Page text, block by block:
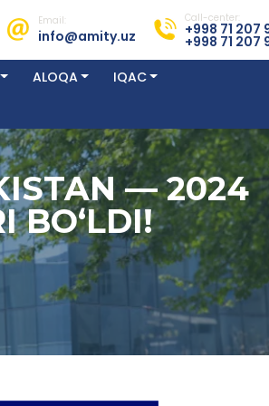
Email:
info@amity.uz
Call-center:
+998 71 207
+998 71 207
ALOQA
IQAC
— 2024
BO‘LDI!